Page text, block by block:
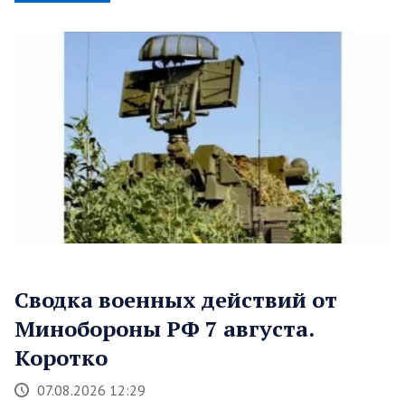
Сводка военных действий от
Минобороны РФ 7 августа.
Коротко
07.08.2026 12:29